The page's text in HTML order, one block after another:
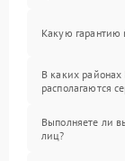
Какую гарантию
В каких районах
располагаются
Выполняете ли
лиц?